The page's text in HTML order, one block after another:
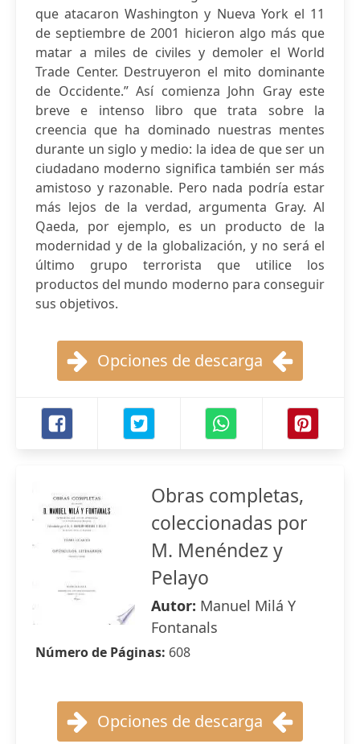
que atacaron Washington y Nueva York el 11
de septiembre de 2001 hicieron algo más que
matar a miles de civiles y demoler el World
Trade Center. Destruyeron el mito dominante
de Occidente.” Así comienza John Gray este
breve e intenso libro que trata sobre la
creencia que ha dominado nuestras mentes
durante un siglo y medio: la idea de que ser un
ciudadano moderno significa también ser más
amistoso y razonable. Pero nada podría estar
más lejos de la verdad, argumenta Gray. Al
Qaeda, por ejemplo, es un producto de la
modernidad y de la globalización, y no será el
último grupo terrorista que utilice los
productos del mundo moderno para conseguir
sus objetivos.
Opciones de descarga
Obras completas,
coleccionadas por
M. Menéndez y
Pelayo
Autor: Manuel Milá Y
Fontanals
Número de Páginas: 608
Opciones de descarga